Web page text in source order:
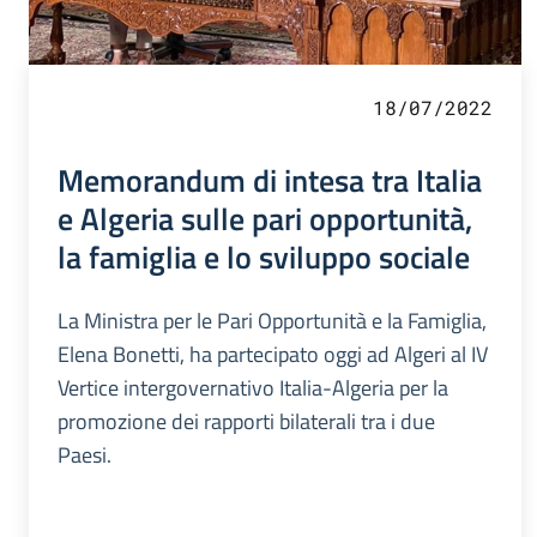
18/07/2022
Memorandum di intesa tra Italia
e Algeria sulle pari opportunità,
la famiglia e lo sviluppo sociale
La Ministra per le Pari Opportunità e la Famiglia,
Elena Bonetti, ha partecipato oggi ad Algeri al IV
Vertice intergovernativo Italia-Algeria per la
promozione dei rapporti bilaterali tra i due
Paesi.